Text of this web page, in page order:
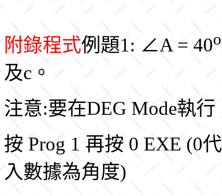
附錄程式例題1: ∠A = 40o
及c。
注意:要在DEG Mode執行
按 Prog 1 再按 0 EXE (0
入數據為角度)